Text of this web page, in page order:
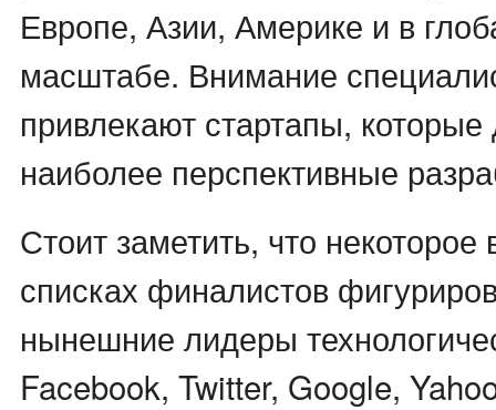
Европе, Азии, Америке и в
масштабе. Внимание
привлекают стартапы,
наиболее перспективные
Стоит заметить, что
списках финалистов
нынешние лидеры
Facebook, Twitter, Google,